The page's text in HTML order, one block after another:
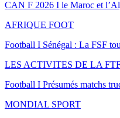
CAN F 2026 I le Maroc et
AFRIQUE FOOT
Football I Sénégal : La FSF
LES ACTIVITES DE LA
Football I Présumés matchs
MONDIAL SPORT